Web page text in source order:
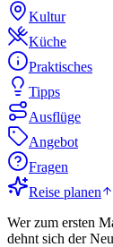
Kultur
Küche
Praktisches
Tipps
Ausflüge
Angebot
Fragen
Reise planen
Wer zum ersten
dehnt sich der